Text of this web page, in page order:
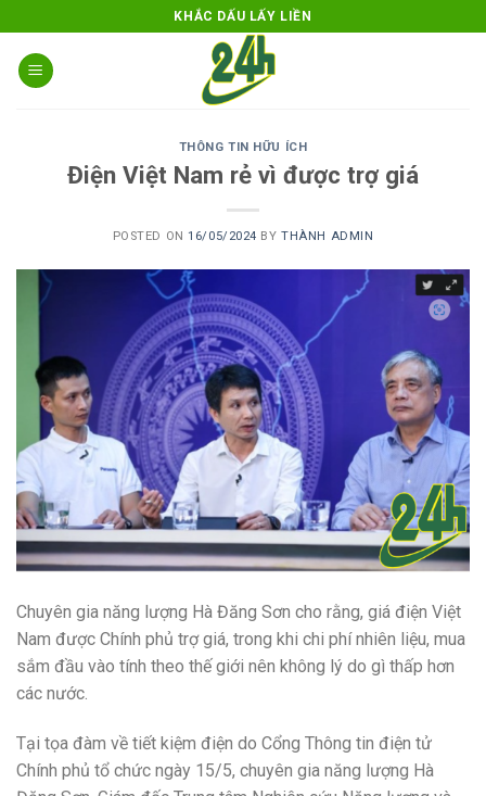
to
content
KHẮC DẤU LẤY LIỀN
THÔNG TIN HỮU ÍCH
Điện Việt Nam rẻ vì được trợ giá
POSTED ON16/05/2024 BYTHÀNH ADMIN
Chuyên gia năng lượng Hà Đăng Sơn cho rằng, giá điện Việt
Nam được Chính phủ trợ giá, trong khi chi phí nhiên liệu, mua
sắm đầu vào tính theo thế giới nên không lý do gì thấp hơn
các nước.
Tại tọa đàm về tiết kiệm điện do Cổng Thông tin điện tử
Chính phủ tổ chức ngày 15/5, chuyên gia năng lượng Hà